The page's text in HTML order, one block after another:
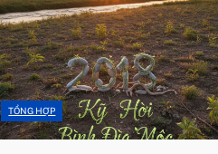
TỔNG HỢP